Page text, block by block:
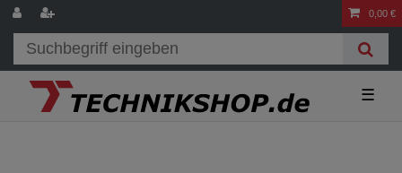
0,00 €
☰